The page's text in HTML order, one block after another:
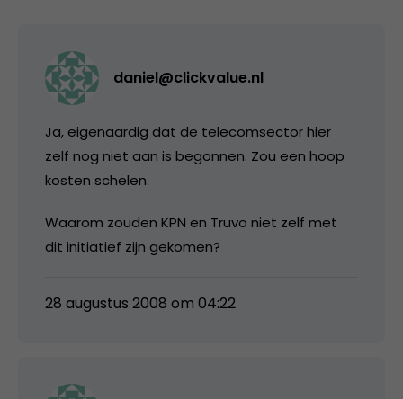
daniel@clickvalue.nl
Ja, eigenaardig dat de telecomsector hier
zelf nog niet aan is begonnen. Zou een hoop
kosten schelen.
Waarom zouden KPN en Truvo niet zelf met
dit initiatief zijn gekomen?
28 augustus 2008 om 04:22